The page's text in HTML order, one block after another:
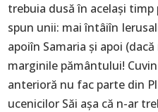
trebuia dusă în același
spun unii: mai întâiîn
apoiîn Samaria și apoi
marginile pământului!
anterioră nu fac parte din
ucenicilor Săi așa că n-ar